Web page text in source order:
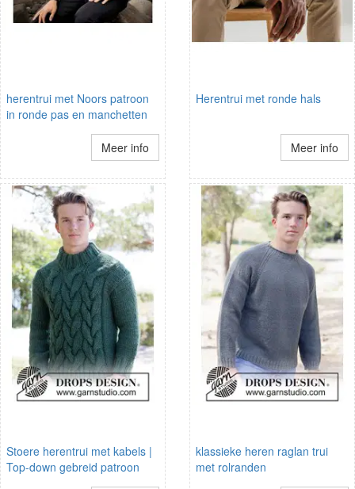
herentrui met Noors patroon
in ronde pas en manchetten
Meer info
Herentrui met ronde hals
Meer info
Stoere herentrui met kabels |
Top-down gebreid patroon
klassieke heren raglan trui
met rolranden